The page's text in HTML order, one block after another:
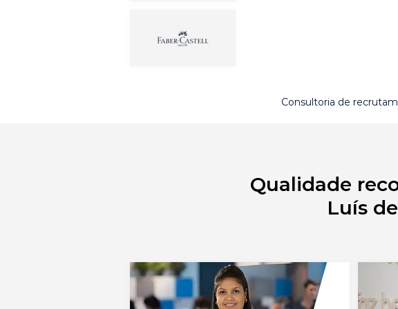
Consultoria de
Qualidade
Luís